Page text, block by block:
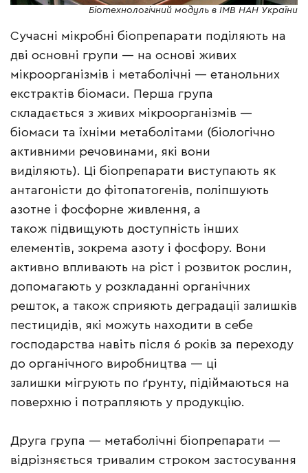
Біотехнологічний модуль в ІМВ НАН України
Сучасні мікробні біопрепарати поділяють на
дві основні групи — на основі живих
мікроорганізмів і метаболічні — етанольних
екстрактів біомаси. Перша група
складається з живих мікроорганізмів —
біомаси та їхніми метаболітами (біологічно
активними речовинами, які вони
виділяють). Ці біопрепарати виступають як
антагоністи до фітопатогенів, поліпшують
азотне і фосфорне живлення, а
також підвищують доступність інших
елементів, зокрема азоту і фосфору. Вони
активно впливають на ріст і розвиток рослин,
допомагають у розкладанні органічних
решток, а також сприяють деградації залишків
пестицидів, які можуть находити в себе
господарства навіть після 6 років за переходу
до органічного виробництва — ці
залишки мігрують по ґрунту, підіймаються на
поверхню і потрапляють у продукцію.
Друга група — метаболічні біопрепарати —
відрізняється тривалим строком застосування